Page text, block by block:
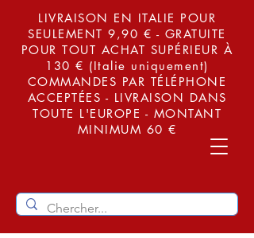
LIVRAISON EN ITALIE POUR
SEULEMENT 9,90 € - GRATUITE
POUR TOUT ACHAT SUPÉRIEUR À
130 € (Italie uniquement)
COMMANDES PAR TÉLÉPHONE
ACCEPTÉES - LIVRAISON DANS
TOUTE L'EUROPE - MONTANT
MINIMUM 60 €